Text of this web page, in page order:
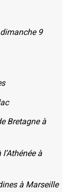
9
Bretagne à
à
à Marseille